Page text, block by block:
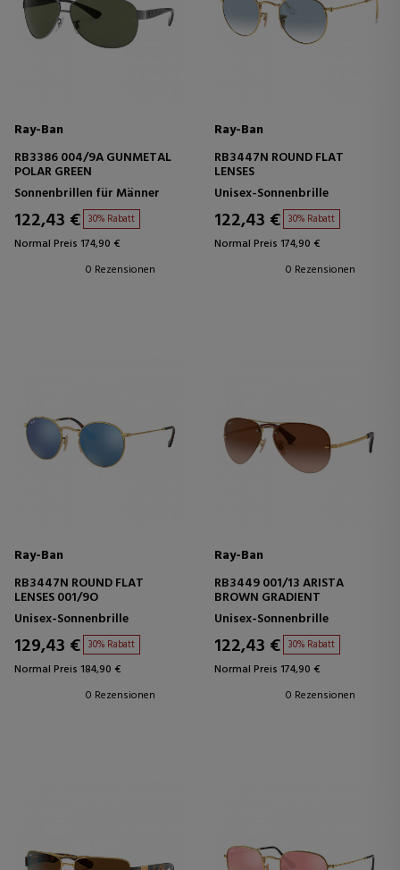
Ray-Ban
RB3386 004/9A GUNMETAL
POLAR GREEN
Sonnenbrillen für Männer
122,43 € 30% Rabatt
Normal Preis 174,90 €
0 Rezensionen
Ray-Ban
RB3447N ROUND FLAT
LENSES
Unisex-Sonnenbrille
122,43 € 30% Rabatt
Normal Preis 174,90 €
0 Rezensionen
Ray-Ban
RB3447N ROUND FLAT
LENSES 001/9O
Unisex-Sonnenbrille
129,43 € 30% Rabatt
Normal Preis 184,90 €
0 Rezensionen
Ray-Ban
RB3449 001/13 ARISTA
BROWN GRADIENT
Unisex-Sonnenbrille
122,43 € 30% Rabatt
Normal Preis 174,90 €
0 Rezensionen